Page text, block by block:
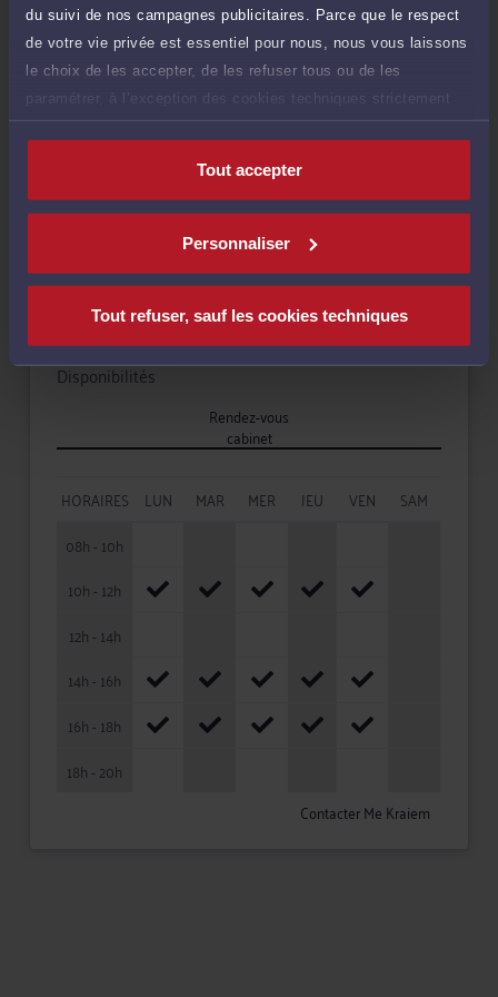
du suivi de nos campagnes publicitaires. Parce que le respect
de votre vie privée est essentiel pour nous, nous vous laissons
le choix de les accepter, de les refuser tous ou de les
paramétrer, à l’exception des cookies techniques strictement
nécessaires au fonctionnement du site.
Tout accepter
Personnaliser
Tout refuser, sauf les cookies techniques
Droit immobilier
Disponibilités
Rendez-vous
cabinet
HORAIRES LUN MAR MER JEU VEN
SAM
08h - 10h
10h - 12h
12h - 14h
14h - 16h
16h - 18h
18h - 20h
Contacter Me Kraiem